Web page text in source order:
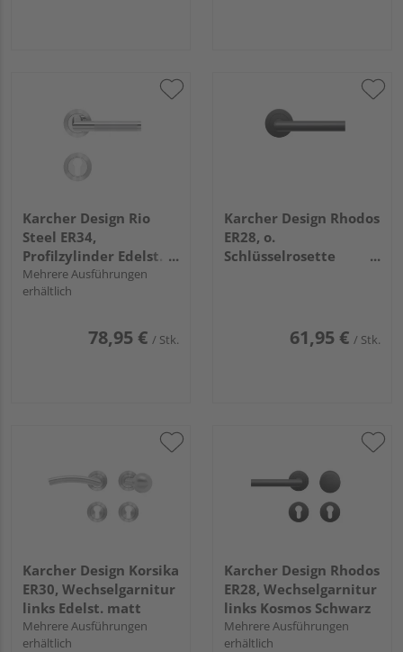
Karcher Design Rio
Steel ER34,
Profilzylinder Edelst.
poliert/matt
Mehrere Ausführungen
erhältlich
78,95 € / Stk.
Karcher Design Rhodos
ER28, o.
Schlüsselrosette
61,95 € / Stk.
Karcher Design Korsika
ER30, Wechselgarnitur
links Edelst. matt
Mehrere Ausführungen
erhältlich
Karcher Design Rhodos
ER28, Wechselgarnitur
links Kosmos Schwarz
Mehrere Ausführungen
erhältlich